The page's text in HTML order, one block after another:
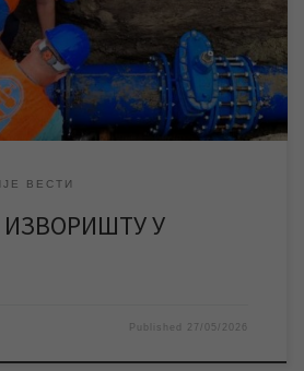
квалитета водоснабдевања у овом
радови Ботош ће бити без воде.
„Водовод и […]
ВЕСТИ
У
Published 27/05/2026